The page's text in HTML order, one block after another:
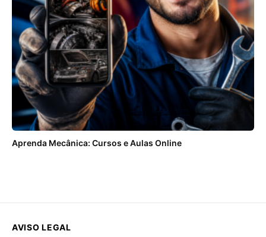
Aprenda Mecânica: Cursos e Aulas Online
AVISO LEGAL